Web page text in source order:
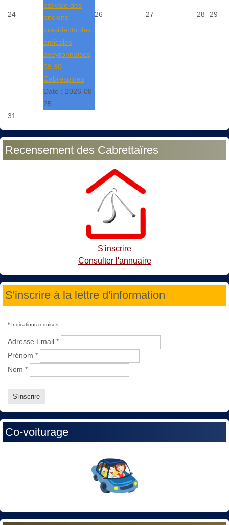
24
estivale des
anciens
présidents des
amicales
aveyronnaises
09:30
Cabrespines
Date : 2026-08-
25
26 27 28 29
31
Recensement des Cabrettaïres
S'inscrire
Consulter l'annuaire
S'inscrire à la lettre d'information
* Indications requises
Adresse Email *
Prénom *
Nom *
Co-voiturage